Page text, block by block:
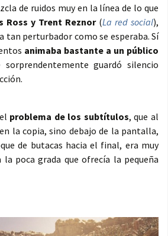
de ruidos muy en la línea de lo que
Ross y Trent Reznor(La red social),
tan perturbador como se esperaba. Sí
animaba bastante a un público
guardó silencio
problema de los subtítulos, que al
la copia, sino debajo de la pantalla,
de butacas hacia el final, era muy
poca grada que ofrecía la pequeña